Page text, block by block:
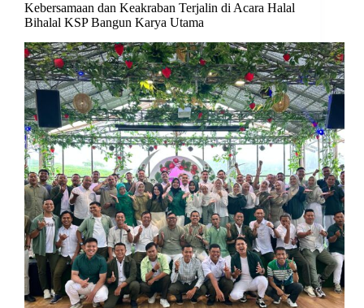
Kebersamaan dan Keakraban Terjalin di Acara Halal
Bihalal KSP Bangun Karya Utama